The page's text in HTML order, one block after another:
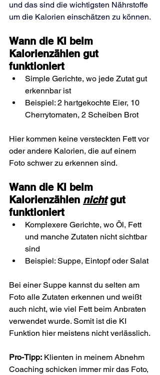
und das sind die wichtigsten Nährstoffe
um die Kalorien einschätzen zu können.
Wann die KI beim
Kalorienzählen gut
funktioniert
Simple Gerichte, wo jede Zutat gut
erkennbar ist
Beispiel: 2 hartgekochte Eier, 10
Cherrytomaten, 2 Scheiben Brot
Hier kommen keine versteckten Fett vor
oder andere Kalorien, die auf einem
Foto schwer zu erkennen sind.
Wann die KI beim
Kalorienzählen nicht gut
funktioniert
Komplexere Gerichte, wo Öl, Fett
und manche Zutaten nicht sichtbar
sind
Beispiel: Suppe, Eintopf oder Salat
Bei einer Suppe kannst du selten am
Foto alle Zutaten erkennen und weißt
auch nicht, wie viel Fett beim Anbraten
verwendet wurde. Somit ist die KI
Funktion hier meistens nicht verlässlich.
Pro-Tipp: Klienten in meinem Abnehm
Coaching schicken immer mir das Foto,